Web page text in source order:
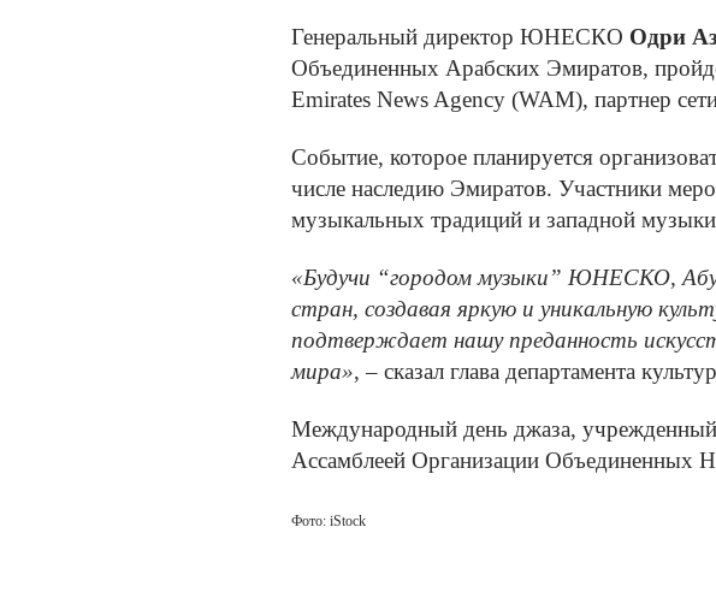
Генеральный директор ЮНЕСКО Одри
Объединенных Арабских Эмиратов,
Emirates News Agency (WAM), партнер
Событие, которое планируется
числе наследию Эмиратов. Участники
музыкальных традиций и западной
«Будучи “городом музыки” ЮНЕСКО,
стран, создавая яркую и уникальную
подтверждает нашу преданность
мира», – сказал глава департамента
Международный день джаза,
Ассамблеей Организации Объединенных
Фото:iStock